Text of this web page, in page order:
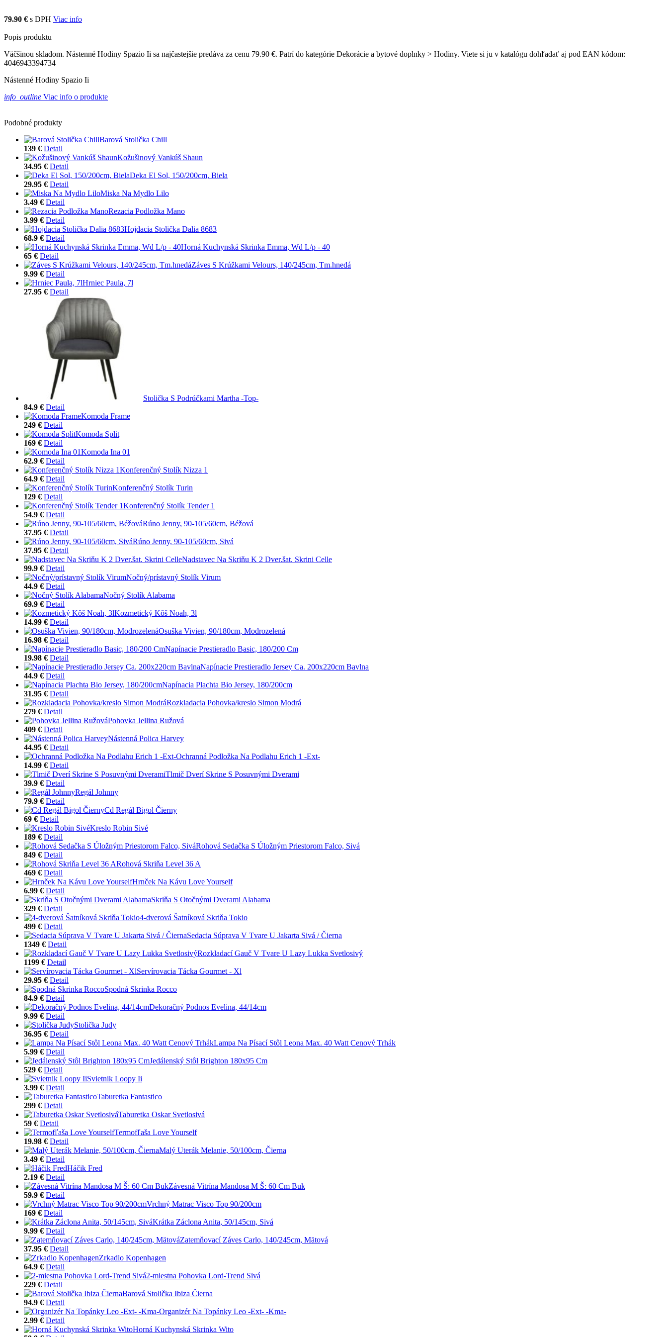
79.90 € s DPH Viac info
Popis produktu
Väčšinou skladom. Nástenné Hodiny Spazio Ii sa najčastejšie predáva za cenu 79.90 €. Patrí do kategórie Dekorácie a bytové doplnky > Hodiny. Viete si ju v katalógu dohľadať aj pod EAN kódom:
4046943394734
Nástenné Hodiny Spazio Ii
info_outline Viac info o produkte
Podobné produkty
Barová Stolička Chill
139 € Detail
Kožušinový Vankúš Shaun
34.95 € Detail
Deka El Sol, 150/200cm, Biela
29.95 € Detail
Miska Na Mydlo Lilo
3.49 € Detail
Rezacia Podložka Mano
3.99 € Detail
Hojdacia Stolička Dalia 8683
68.9 € Detail
Horná Kuchynská Skrinka Emma, Wd L/p - 40
65 € Detail
Záves S Krúžkami Velours, 140/245cm, Tm.hnedá
9.99 € Detail
Hrniec Paula, 7l
27.95 € Detail
Stolička S Podrúčkami Martha -Top-
84.9 € Detail
Komoda Frame
249 € Detail
Komoda Split
169 € Detail
Komoda Ina 01
62.9 € Detail
Konferenčný Stolík Nizza 1
64.9 € Detail
Konferenčný Stolík Turin
129 € Detail
Konferenčný Stolík Tender 1
54.9 € Detail
Rúno Jenny, 90-105/60cm, Béžová
37.95 € Detail
Rúno Jenny, 90-105/60cm, Sivá
37.95 € Detail
Nadstavec Na Skriňu K 2 Dver.šat. Skrini Celle
99.9 € Detail
Nočný/prístavný Stolík Virum
44.9 € Detail
Nočný Stolík Alabama
69.9 € Detail
Kozmetický Kôš Noah, 3l
14.99 € Detail
Osuška Vivien, 90/180cm, Modrozelená
16.98 € Detail
Napínacie Prestieradlo Basic, 180/200 Cm
19.98 € Detail
Napínacie Prestieradlo Jersey Ca. 200x220cm Bavlna
44.9 € Detail
Napínacia Plachta Bio Jersey, 180/200cm
31.95 € Detail
Rozkladacia Pohovka/kreslo Simon Modrá
279 € Detail
Pohovka Jellina Ružová
409 € Detail
Nástenná Polica Harvey
44.95 € Detail
Ochranná Podložka Na Podlahu Erich 1 -Ext-
14.99 € Detail
Tlmič Dverí Skrine S Posuvnými Dverami
39.9 € Detail
Regál Johnny
79.9 € Detail
Cd Regál Bigol Čierny
69 € Detail
Kreslo Robin Sivé
189 € Detail
Rohová Sedačka S Úložným Priestorom Falco, Sivá
849 € Detail
Rohová Skriňa Level 36 A
469 € Detail
Hrnček Na Kávu Love Yourself
6.99 € Detail
Skriňa S Otočnými Dverami Alabama
329 € Detail
4-dverová Šatníková Skriňa Tokio
499 € Detail
Sedacia Súprava V Tvare U Jakarta Sivá / Čierna
1349 € Detail
Rozkladací Gauč V Tvare U Lazy Lukka Svetlosivý
1199 € Detail
Servírovacia Tácka Gourmet - Xl
29.95 € Detail
Spodná Skrinka Rocco
84.9 € Detail
Dekoračný Podnos Evelina, 44/14cm
9.99 € Detail
Stolička Judy
36.95 € Detail
Lampa Na Písací Stôl Leona Max. 40 Watt Cenový Trhák
5.99 € Detail
Jedálenský Stôl Brighton 180x95 Cm
529 € Detail
Svietnik Loopy Ii
3.99 € Detail
Taburetka Fantastico
299 € Detail
Taburetka Oskar Svetlosivá
59 € Detail
Termofľaša Love Yourself
19.98 € Detail
Malý Uterák Melanie, 50/100cm, Čierna
3.49 € Detail
Háčik Fred
2.19 € Detail
Závesná Vitrína Mandosa M Š: 60 Cm Buk
59.9 € Detail
Vrchný Matrac Visco Top 90/200cm
169 € Detail
Krátka Záclona Anita, 50/145cm, Sivá
9.99 € Detail
Zatemňovací Záves Carlo, 140/245cm, Mätová
37.95 € Detail
Zrkadlo Kopenhagen
64.9 € Detail
2-miestna Pohovka Lord-Trend Sivá
229 € Detail
Barová Stolička Ibiza Čierna
94.9 € Detail
Organizér Na Topánky Leo -Ext- -Kma-
2.99 € Detail
Horná Kuchynská Skrinka Wito